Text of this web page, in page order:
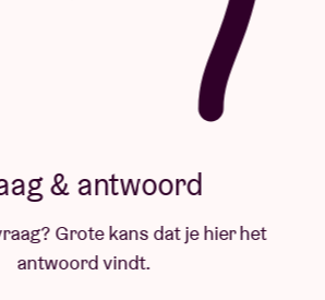
& antwoord
Grote kans dat je hier het
antwoord vindt.